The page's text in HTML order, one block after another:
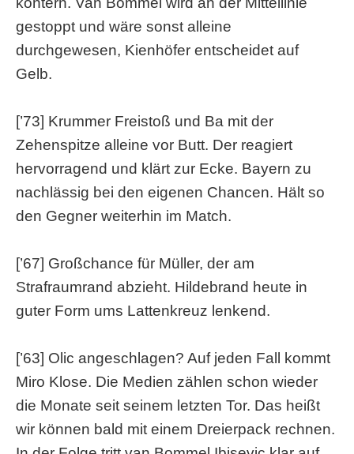
gestoppt und wäre sonst alleine
durchgewesen, Kienhöfer entscheidet auf
Gelb.
[’73] Krummer Freistoß und Ba mit der
Zehenspitze alleine vor Butt. Der reagiert
hervorragend und klärt zur Ecke. Bayern zu
nachlässig bei den eigenen Chancen. Hält so
den Gegner weiterhin im Match.
[’67] Großchance für Müller, der am
Strafraumrand abzieht. Hildebrand heute in
guter Form ums Lattenkreuz lenkend.
[’63] Olic angeschlagen? Auf jeden Fall kommt
Miro Klose. Die Medien zählen schon wieder
die Monate seit seinem letzten Tor. Das heißt
wir können bald mit einem Dreierpack rechnen.